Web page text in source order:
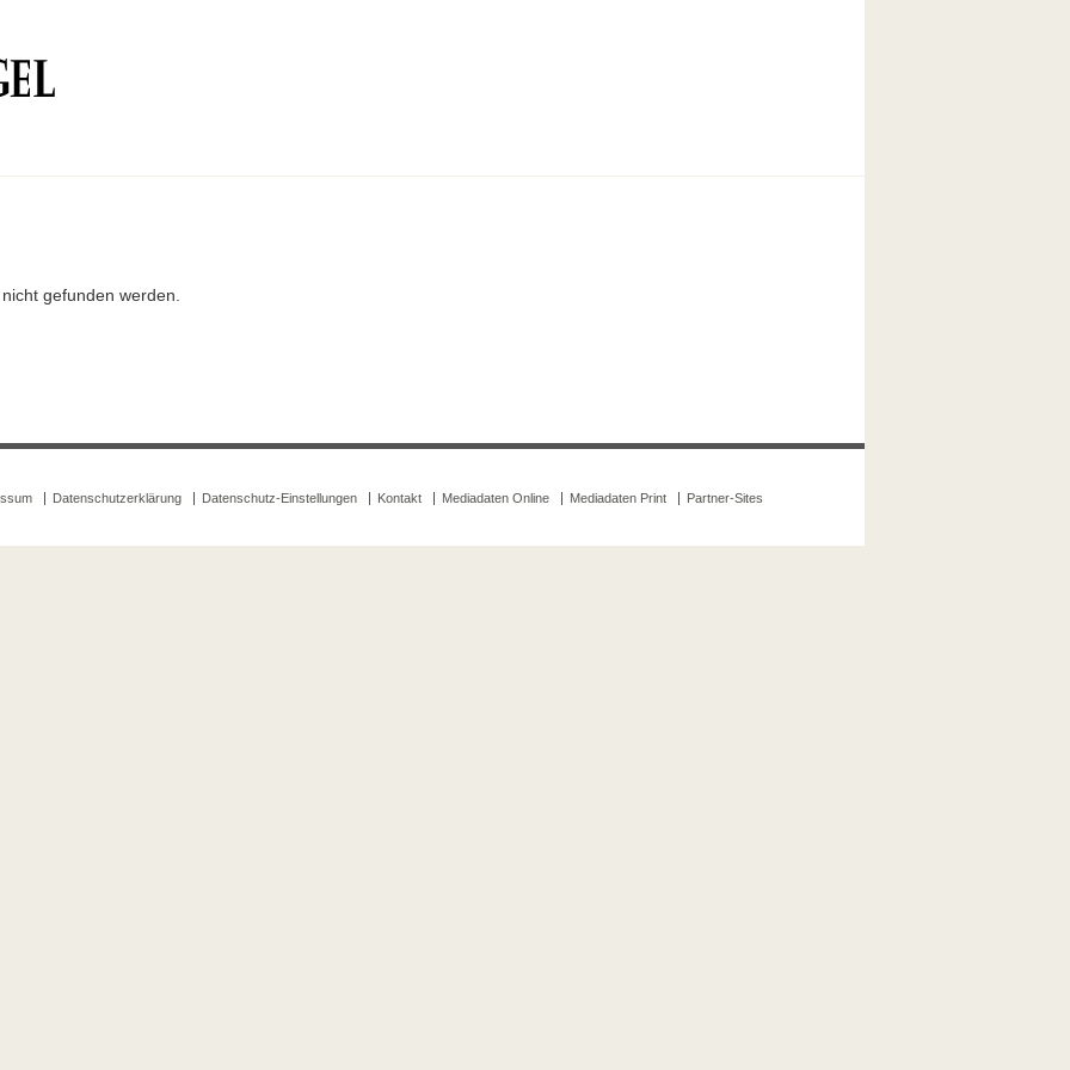
gefunden werden.
Datenschutzerklärung Datenschutz-Einstellungen Kontakt Mediadaten Online Mediadaten Print Partner-Sites